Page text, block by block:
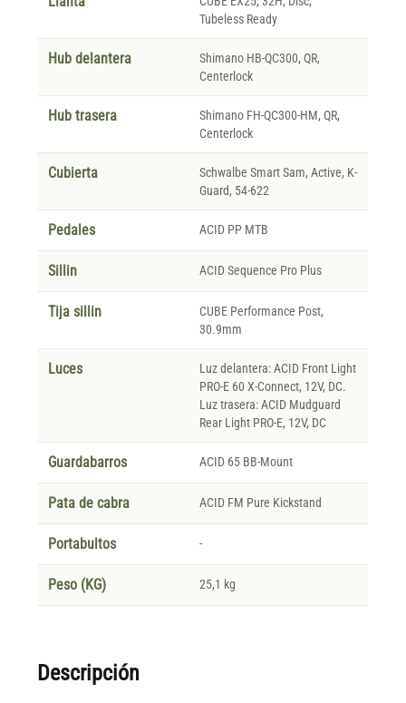
Tubeless Ready
Hub delantera
Shimano HB-QC300, QR,
Centerlock
Hub trasera
Shimano FH-QC300-HM, QR,
Centerlock
Cubierta
Schwalbe Smart Sam, Active, K-
Guard, 54-622
Pedales ACID PP MTB
Sillin ACID Sequence Pro Plus
Tija sillin
CUBE Performance Post,
30.9mm
Luces
Luz delantera: ACID Front Light
PRO-E 60 X-Connect, 12V, DC.
Luz trasera: ACID Mudguard
Rear Light PRO-E, 12V, DC
Guardabarros ACID 65 BB-Mount
Pata de cabra ACID FM Pure Kickstand
Portabultos -
Peso (KG) 25,1 kg
Descripción